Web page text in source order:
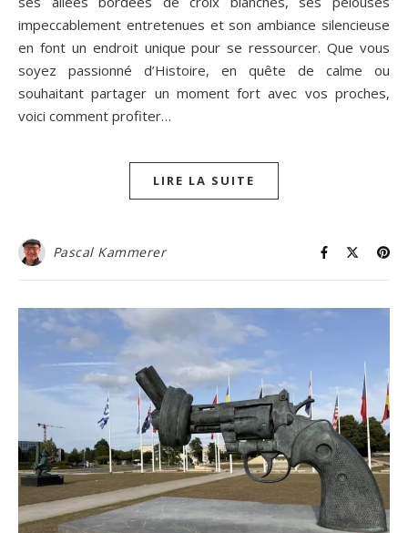
impeccablement entretenues et son ambiance silencieuse
en font un endroit unique pour se ressourcer. Que vous
soyez passionné d’Histoire, en quête de calme ou
souhaitant partager un moment fort avec vos proches,
voici comment profiter…
LIRE LA SUITE
Pascal Kammerer